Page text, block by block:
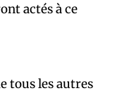
actés à ce
tous les autres